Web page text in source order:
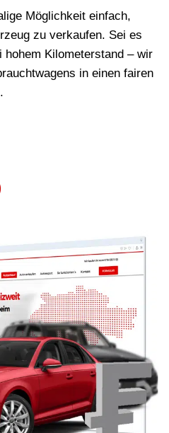
Möglichkeit einfach,
zu verkaufen. Sei es
Kilometerstand – wir
in einen fairen